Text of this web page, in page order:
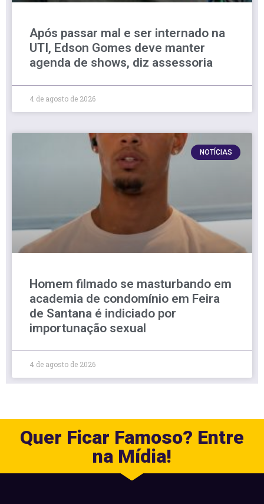
Após passar mal e ser internado na
UTI, Edson Gomes deve manter
agenda de shows, diz assessoria
4 de agosto de 2026
NOTÍCIAS
Homem filmado se masturbando em
academia de condomínio em Feira
de Santana é indiciado por
importunação sexual
4 de agosto de 2026
Quer Ficar Famoso? Entre
na Mídia!